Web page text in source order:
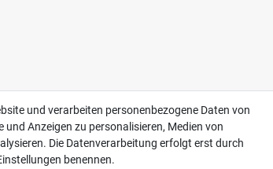
Paypal Vorauskasse Rechnung
und verarbeiten personenbezogene Daten von
Anzeigen zu personalisieren, Medien von
Die Datenverarbeitung erfolgt erst durch
benennen.